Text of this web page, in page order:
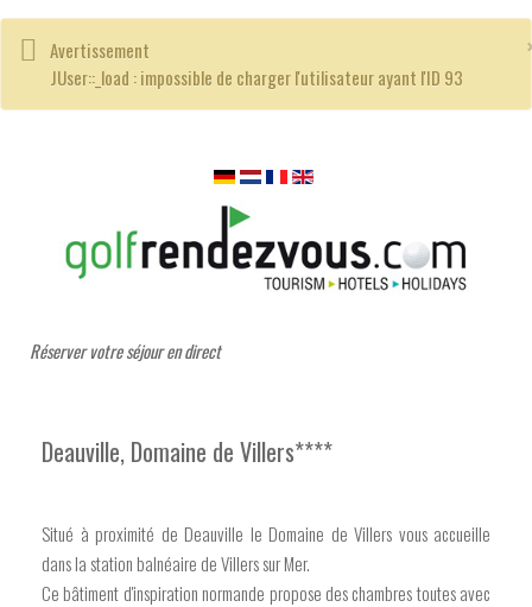
Avertissement
JUser::_load : impossible de charger l'utilisateur ayant l'ID 93
Réserver votre séjour en direct
Deauville, Domaine de Villers****
Situé à proximité de Deauville le Domaine de Villers vous accueille
dans la station balnéaire de Villers sur Mer.
Ce bâtiment d'inspiration normande propose des chambres toutes avec